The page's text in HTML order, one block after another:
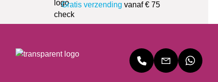
Gratis verzending vanaf € 75